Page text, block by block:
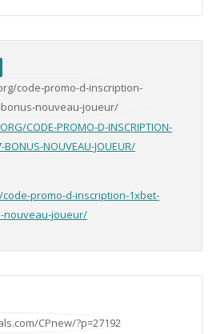
CODE-PROMO-D-INSCRIPTION-
BONUS-NOUVEAU-JOUEUR/
promo-d-inscription-1xbet-
nouveau-joueur/